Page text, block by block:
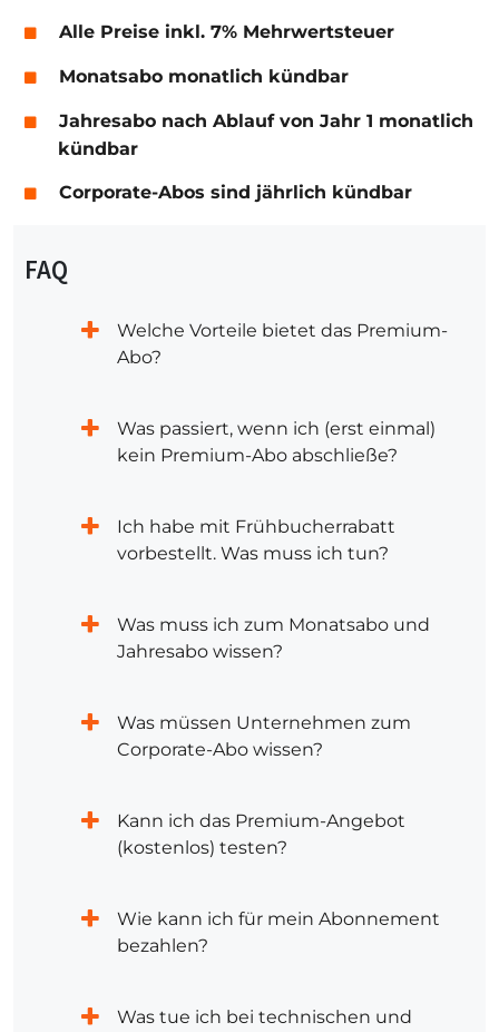
Alle Preise inkl. 7% Mehrwertsteuer
Monatsabo monatlich kündbar
Jahresabo nach Ablauf von Jahr 1 monatlich
kündbar
Corporate-Abos sind jährlich kündbar
FAQ
Welche Vorteile bietet das Premium-
Abo?
Was passiert, wenn ich (erst einmal)
kein Premium-Abo abschließe?
Ich habe mit Frühbucherrabatt
vorbestellt. Was muss ich tun?
Was muss ich zum Monatsabo und
Jahresabo wissen?
Was müssen Unternehmen zum
Corporate-Abo wissen?
Kann ich das Premium-Angebot
(kostenlos) testen?
Wie kann ich für mein Abonnement
bezahlen?
Was tue ich bei technischen und